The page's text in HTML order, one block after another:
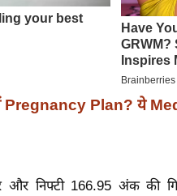
Pregnancy Plan? ये
निफ्टी 166.95 अंक की